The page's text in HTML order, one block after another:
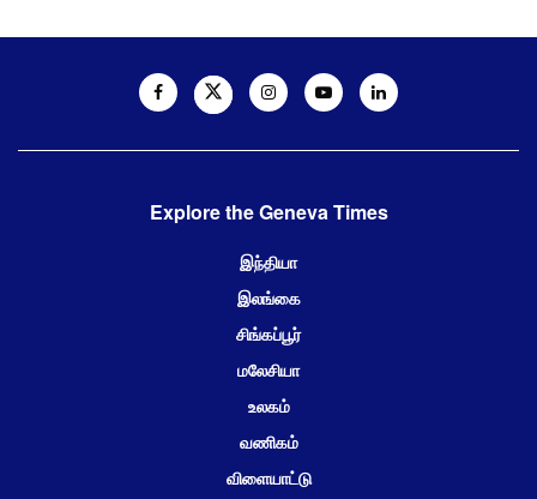
Explore the Geneva Times
இந்தியா
இலங்கை
சிங்கப்பூர்
மலேசியா
உலகம்
வணிகம்
விளையாட்டு